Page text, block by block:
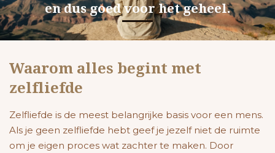
en dus goed voor het geheel.
Waarom alles begint met
zelfliefde
Zelfliefde is de meest belangrijke basis voor een mens.
Als je geen zelfliefde hebt geef je jezelf niet de ruimte
om je eigen proces wat zachter te maken. Door